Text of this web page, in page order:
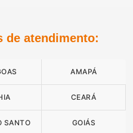
de atendimento:
AMAPÁ
CEARÁ
SANTO GOIÁS